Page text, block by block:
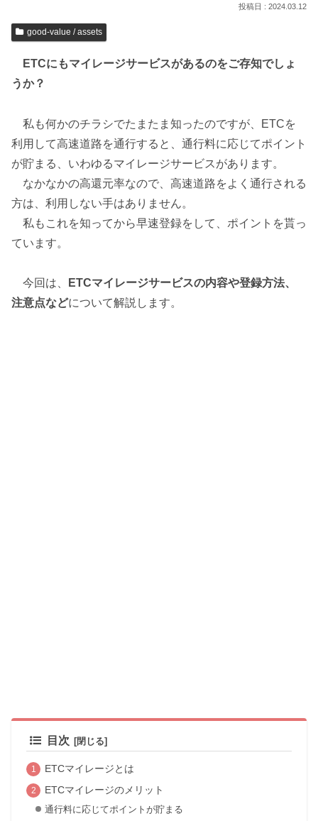
2024.03.12
good-value / assets
ETCにもマイレージサービスがあるのをご存知でしょ
うか？
私も何かのチラシでたまたま知ったのですが、ETCを
利用して高速道路を通行すると、通行料に応じてポイント
が貯まる、いわゆるマイレージサービスがあります。
なかなかの高還元率なので、高速道路をよく通行される
方は、利用しない手はありません。
私もこれを知ってから早速登録をして、ポイントを貰っ
ています。
今回は、
ETCマイレージサービスの内容や登録方法、
注意点などについて解説します。
目次
ETCマイレージとは
ETCマイレージのメリット
通行料に応じてポイントが貯まる